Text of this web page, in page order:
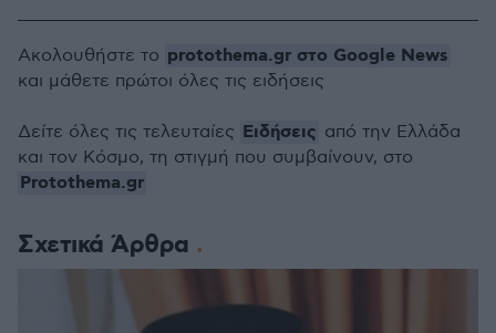
Σχετικά Άρθρα
Ακολουθήστε το protothema.gr στο Google News
και μάθετε πρώτοι όλες τις ειδήσεις
Δείτε όλες τις τελευταίες Ειδήσεις από την Ελλάδα
και τον Κόσμο, τη στιγμή που συμβαίνουν, στο
Protothema.gr